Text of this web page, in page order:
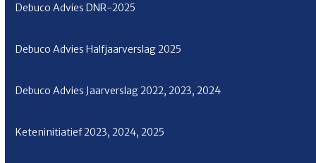
Debuco AdviesDNR-2025
Debuco Advies Halfjaarverslag2025
Debuco Advies Jaarverslag2022,2023,2024
Keteninitiatief2023,2024,2025